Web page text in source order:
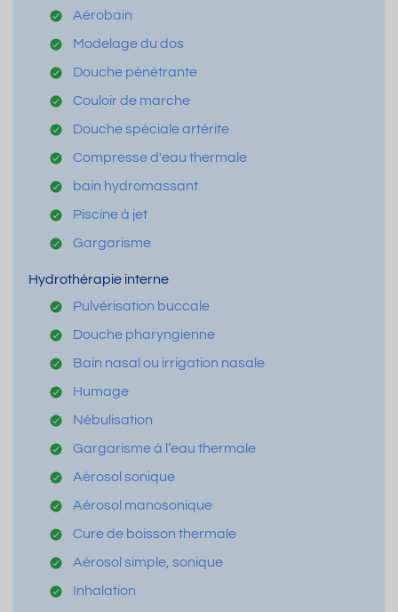
Aérobain
Modelage du dos
Douche pénétrante
Couloir de marche
Douche spéciale artérite
Compresse d'eau thermale
bain hydromassant
Piscine à jet
Gargarisme
Hydrothérapie interne
Pulvérisation buccale
Douche pharyngienne
Bain nasal ou irrigation nasale
Humage
Nébulisation
Gargarisme à l’eau thermale
Aérosol sonique
Aérosol manosonique
Cure de boisson thermale
Aérosol simple, sonique
Inhalation